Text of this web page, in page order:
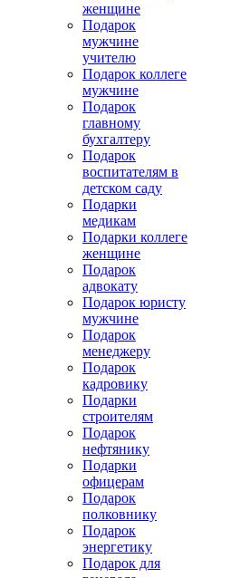
женщине
Подарок
мужчине
учителю
Подарок коллеге
мужчине
Подарок
главному
бухгалтеру
Подарок
воспитателям в
детском саду
Подарки
медикам
Подарки коллеге
женщине
Подарок
адвокату
Подарок юристу
мужчине
Подарок
менеджеру
Подарок
кадровику
Подарки
строителям
Подарок
нефтянику
Подарки
офицерам
Подарок
полковнику
Подарок
энергетику
Подарок для